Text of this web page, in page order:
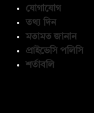
যোগাযোগ
তথ্য দিন
মতামত জানান
প্রাইভেসি পলিসি
শর্তাবলি